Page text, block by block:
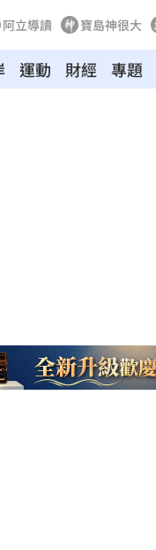
阿立導讀 寶島神很大
運動 財經 專題